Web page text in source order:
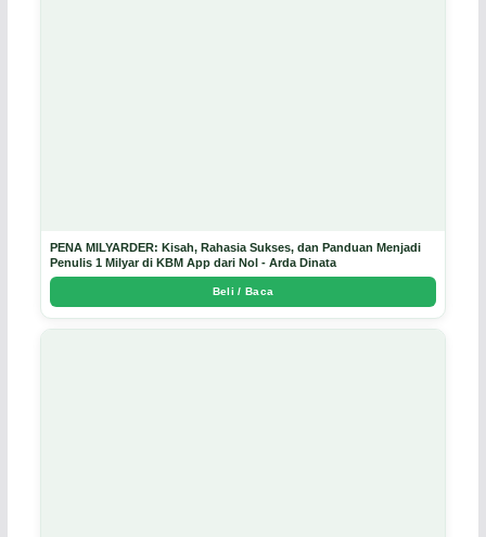
PENA MILYARDER: Kisah, Rahasia Sukses, dan Panduan Menjadi
Penulis 1 Milyar di KBM App dari Nol - Arda Dinata
Beli / Baca